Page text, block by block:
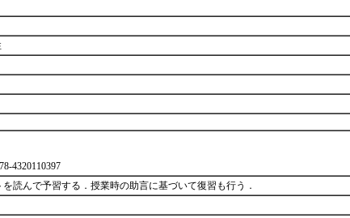
4320110397
読んで予習する．授業時の助言に基づいて復習も行う．